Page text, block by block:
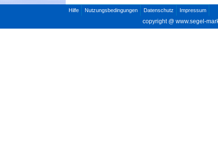
Hilfe Nutzungsbedingungen Datenschutz Impressum
copyright @ www.segel-